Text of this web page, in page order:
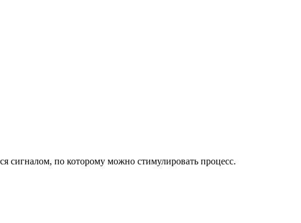
сигналом, по которому можно стимулировать процесс.